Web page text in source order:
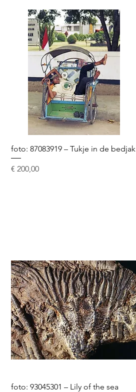
foto: 87083919 – Tukje in de bedjak
Prijs
€ 200,00
foto: 93045301 – Lily of the sea